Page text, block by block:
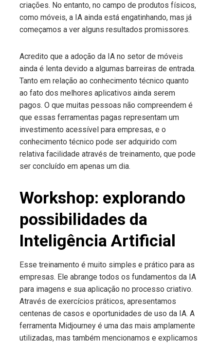
criações. No entanto, no campo de produtos físicos,
como móveis, a IA ainda está engatinhando, mas já
começamos a ver alguns resultados promissores.
Acredito que a adoção da IA no setor de móveis
ainda é lenta devido a algumas barreiras de entrada.
Tanto em relação ao conhecimento técnico quanto
ao fato dos melhores aplicativos ainda serem
pagos. O que muitas pessoas não compreendem é
que essas ferramentas pagas representam um
investimento acessível para empresas, e o
conhecimento técnico pode ser adquirido com
relativa facilidade através de treinamento, que pode
ser concluído em apenas um dia.
Workshop: explorando
possibilidades da
Inteligência Artificial
Esse treinamento é muito simples e prático para as
empresas. Ele abrange todos os fundamentos da IA
para imagens e sua aplicação no processo criativo.
Através de exercícios práticos, apresentamos
centenas de casos e oportunidades de uso da IA. A
ferramenta Midjourney é uma das mais amplamente
utilizadas, mas também mencionamos e explicamos